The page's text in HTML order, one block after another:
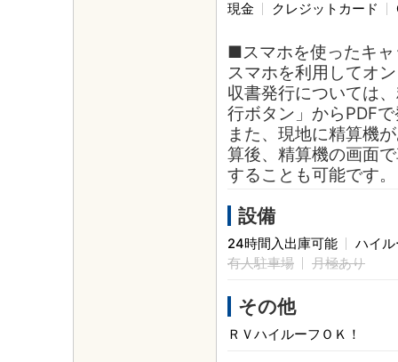
現金 クレジットカード
■スマホを使ったキ
スマホを利用してオ
収書発行については
行ボタン」からPDF
また、現地に精算機
算後、精算機の画面
することも可能です。
設備
24時間入出庫可能
ハイ
有人駐車場
月極あり
その他
ＲＶハイルーフＯＫ！